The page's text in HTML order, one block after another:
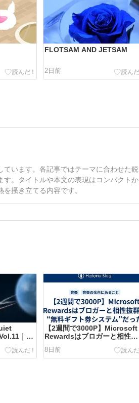
FLOTSAM AND JETSAM
2日前
います。各記事ではテーマに合わせた鋭
。タイトルや本文の表現はコンパクトか
掻き立てる内容です。
｜
【2週間で3000P】Microsoft
Rewardsはブロガーと相性抜
った
8日前